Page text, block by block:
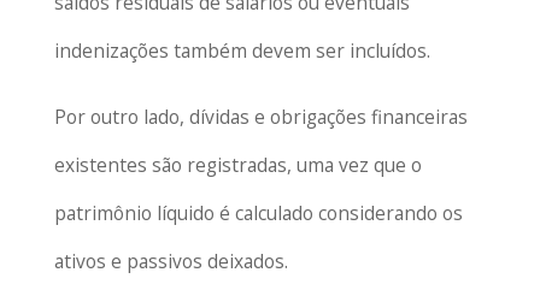
indenizações também devem ser incluídos.
Por outro lado, dívidas e obrigações financeiras
existentes são registradas, uma vez que o
patrimônio líquido é calculado considerando os
ativos e passivos deixados.